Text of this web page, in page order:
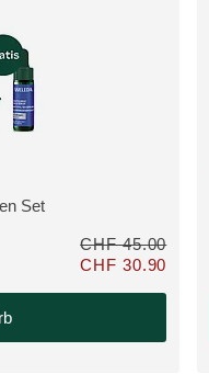
Set
von 0 Kunden
CHF 45.00
CHF 30.90